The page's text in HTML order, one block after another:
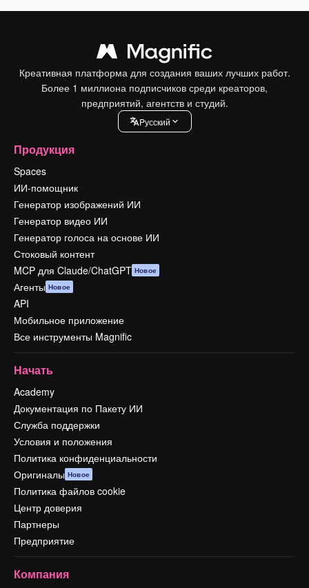
Креативная платформа для создания ваших лучших работ.
Более 1 миллиона подписчиков среди креаторов,
предприятий, агентств и студий.
Pусский
Продукция
Spaces
ИИ-помощник
Генератор изображений ИИ
Генератор видео ИИ
Генератор голоса на основе ИИ
Стоковый контент
MCP для Claude/ChatGPT Новое
Агенты Новое
API
Мобильное приложение
Все инструменты Magnific
Начать
Academy
Документация по Пакету ИИ
Служба поддержки
Условия и положения
Политика конфиденциальности
Оригиналы Новое
Политика файлов cookie
Центр доверия
Партнеры
Предприятие
Компания